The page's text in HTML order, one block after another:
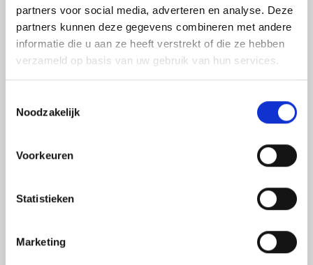
partners voor social media, adverteren en analyse. Deze
partners kunnen deze gegevens combineren met andere
informatie die u aan ze heeft verstrekt of die ze hebben
verzameld op basis van uw gebruik van hun services.
Noodzakelijk
Voorkeuren
Statistieken
Marketing
Kwaliteit en vakmanschap gegarandeerd
Flexibel ingesteld, wij denken met u mee